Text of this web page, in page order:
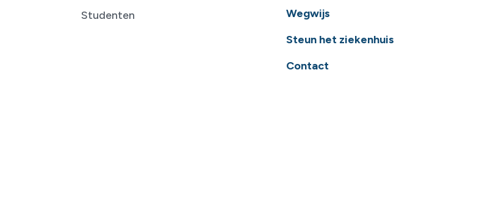
Studenten
Wegwijs
Steun het ziekenhuis
Contact